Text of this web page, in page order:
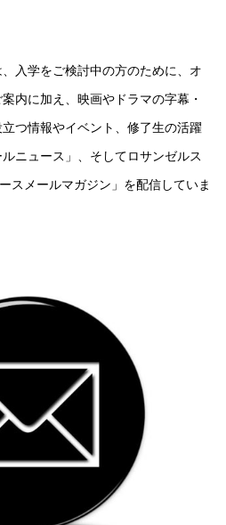
入学をご検討中の方のために、オ
内に加え、映画やドラマの字幕・
つ情報やイベント、修了生の活躍
ニュース」、そしてロサンゼルス
スメールマガジン」を配信していま